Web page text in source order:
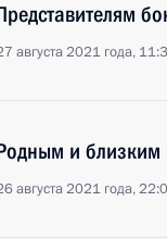
августа 2021 года,
и
августа 2021 года,